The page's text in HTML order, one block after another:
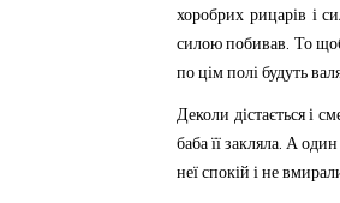
хоробрих рицарів і
силою побивав. То
по цім полі будуть
Деколи дістається і
баба її закляла. А один
неї спокій і не